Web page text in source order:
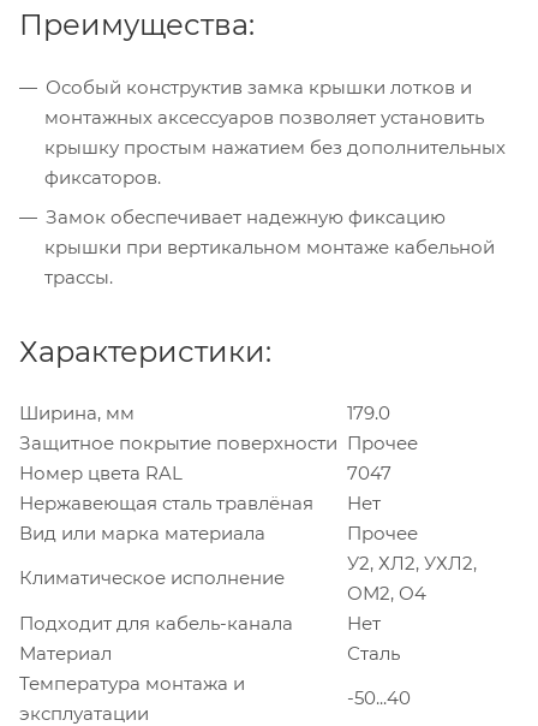
Преимущества:
Особый конструктив замка крышки лотков и
монтажных аксессуаров позволяет установить
крышку простым нажатием без дополнительных
фиксаторов.
Замок обеспечивает надежную фиксацию
крышки при вертикальном монтаже кабельной
трассы.
Характеристики:
Ширина, мм
179.0
Защитное покрытие поверхности Прочее
Номер цвета RAL
7047
Нержавеющая сталь травлёная
Нет
Вид или марка материала
Прочее
Климатическое исполнение
У2, ХЛ2, УХЛ2,
ОМ2, О4
Подходит для кабель-канала
Нет
Материал
Сталь
Температура монтажа и
эксплуатации
-50...40